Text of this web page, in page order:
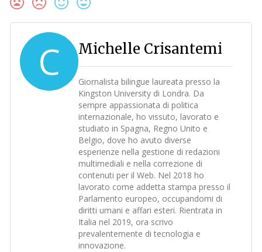
C Michelle Crisantemi
Giornalista bilingue laureata presso la
Kingston University di Londra. Da
sempre appassionata di politica
internazionale, ho vissuto, lavorato e
studiato in Spagna, Regno Unito e
Belgio, dove ho avuto diverse
esperienze nella gestione di redazioni
multimediali e nella correzione di
contenuti per il Web. Nel 2018 ho
lavorato come addetta stampa presso il
Parlamento europeo, occupandomi di
diritti umani e affari esteri. Rientrata in
Italia nel 2019, ora scrivo
prevalentemente di tecnologia e
innovazione.